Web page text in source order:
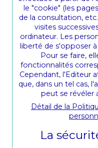
le "cookie" (les
de la consultation,
visites
ordinateur. Les
liberté de s'opposer
Pour se faire,
fonctionnalités
Cependant, l'Editeur
que, dans un tel cas,
peut se révéler
Détail de la
La